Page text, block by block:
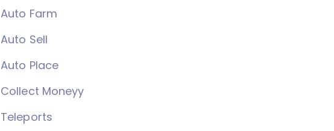
Auto Farm
Auto Sell
Auto Place
Collect Moneyy
Teleports